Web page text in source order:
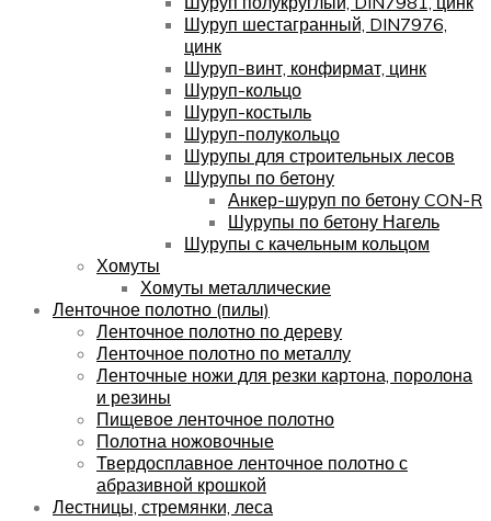
Шуруп шестагранный, DIN7976,
цинк
Шуруп-винт, конфирмат, цинк
Шуруп-кольцо
Шуруп-костыль
Шуруп-полукольцо
Шурупы для строительных лесов
Шурупы по бетону
Анкер-шуруп по бетону CON-R
Шурупы по бетону Нагель
Шурупы с качельным кольцом
Хомуты
Хомуты металлические
Ленточное полотно (пилы)
Ленточное полотно по дереву
Ленточное полотно по металлу
Ленточные ножи для резки картона, поролона
и резины
Пищевое ленточное полотно
Полотна ножовочные
Твердосплавное ленточное полотно с
абразивной крошкой
Лестницы, стремянки, леса